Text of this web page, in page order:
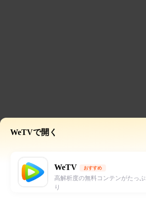
WeTVで開く
WeTV おすすめ
高解析度の無料コンテンがたっぷ
り